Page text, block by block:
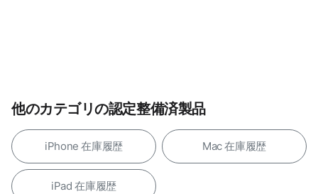
他のカテゴリの認定整備済製品
iPhone 在庫履歴 Mac 在庫履歴
iPad 在庫履歴